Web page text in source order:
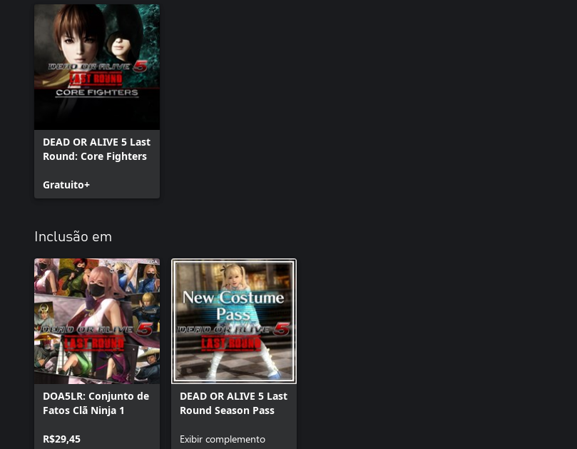
DEAD OR ALIVE 5 Last
Round: Core Fighters
Gratuito+
Inclusão em
DOA5LR: Conjunto de
Fatos Clã Ninja 1
R$29,45
DEAD OR ALIVE 5 Last
Round Season Pass
Exibir complemento